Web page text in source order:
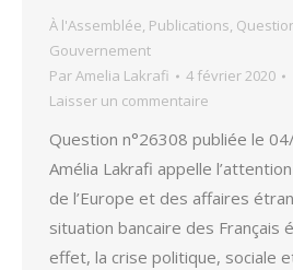
À l'Assemblée, Publications,
Gouvernement
ParAmelia Lakrafi
4 février 2020
Laisser un commentaire
Question n°26308 publiée le
Amélia Lakrafi appelle
de l’Europe et des affaires
situation bancaire des Français
effet, la crise politique, sociale